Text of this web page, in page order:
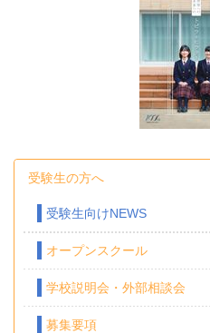
受験生の方へ
受験生向けNEWS
オープンスクール
学校説明会・外部相談会
募集要項